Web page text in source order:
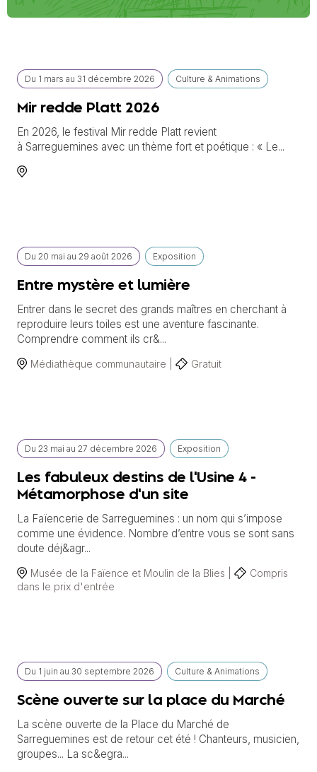
Du 1 mars au 31 décembre 2026 Culture & Animations
Mir redde Platt 2026
En 2026, le festival Mir redde Platt revient
à Sarreguemines avec un thème fort et poétique : « Le...
Du 20 mai au 29 août 2026 Exposition
Entre mystère et lumière
Entrer dans le secret des grands maîtres en cherchant à
reproduire leurs toiles est une aventure fascinante.
Comprendre comment ils cr&...
Médiathèque communautaire | Gratuit
Du 23 mai au 27 décembre 2026 Exposition
Les fabuleux destins de l'Usine 4 -
Métamorphose d'un site
La Faïencerie de Sarreguemines : un nom qui s’impose
comme une évidence. Nombre d’entre vous se sont sans
doute déj&agr...
Musée de la Faïence et Moulin de la Blies |
Compris
dans le prix d'entrée
Du 1 juin au 30 septembre 2026 Culture & Animations
Scène ouverte sur la place du Marché
La scène ouverte de la Place du Marché de
Sarreguemines est de retour cet été ! Chanteurs, musicien,
groupes... La sc&egra...